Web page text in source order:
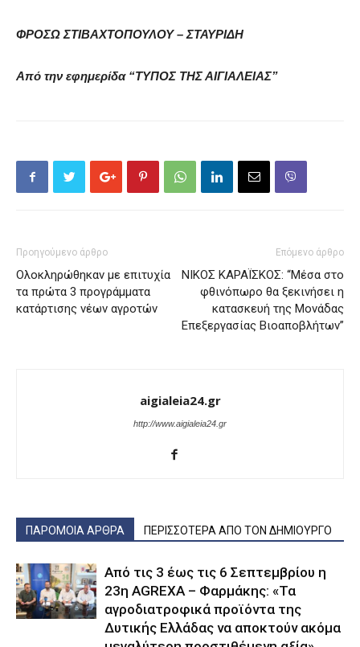
ΦΡΟΣΩ ΣΤΙΒΑΧΤΟΠΟΥΛΟΥ – ΣΤΑΥΡΙΔΗ
Από την εφημερίδα “ΤΥΠΟΣ ΤΗΣ ΑΙΓΙΑΛΕΙΑΣ”
Προηγούμενο άρθρο
Ολοκληρώθηκαν με επιτυχία
τα πρώτα 3 προγράμματα
κατάρτισης νέων αγροτών
Επόμενο άρθρο
ΝΙΚΟΣ ΚΑΡΑΪΣΚΟΣ: “Μέσα στο
φθινόπωρο θα ξεκινήσει η
κατασκευή της Μονάδας
Επεξεργασίας Βιοαποβλήτων”
aigialeia24.gr
http://www.aigialeia24.gr
ΠΑΡΟΜΟΙΑ ΑΡΘΡΑ ΠΕΡΙΣΣΟΤΕΡΑ ΑΠΟ ΤΟΝ ΔΗΜΙΟΥΡΓΟ
Από τις 3 έως τις 6 Σεπτεμβρίου η
23η AGREXA – Φαρμάκης: «Τα
αγροδιατροφικά προϊόντα της
Δυτικής Ελλάδας να αποκτούν ακόμα